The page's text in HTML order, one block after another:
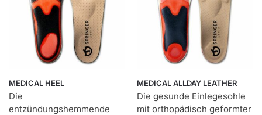
MEDICAL HEEL
Die
entzündungshemmende
MEDICAL ALLDAY LEATHER
Die gesunde Einlegesohle
mit orthopädisch geformter